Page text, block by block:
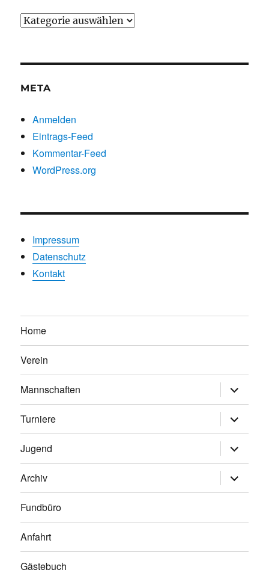
Beiträge
META
Anmelden
Eintrags-Feed
Kommentar-Feed
WordPress.org
Impressum
Datenschutz
Kontakt
Home
Verein
Mannschaften
anzeigen
Turniere
anzeigen
Jugend
anzeigen
Archiv
anzeigen
Fundbüro
Anfahrt
Gästebuch